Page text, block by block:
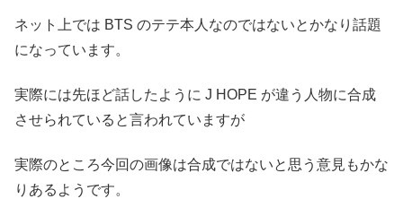
ネット上では BTS のテテ本人なのではないとかなり話題
になっています。
実際には先ほど話したように J HOPE が違う人物に合成
させられていると言われていますが
実際のところ今回の画像は合成ではないと思う意見もかな
りあるようです。